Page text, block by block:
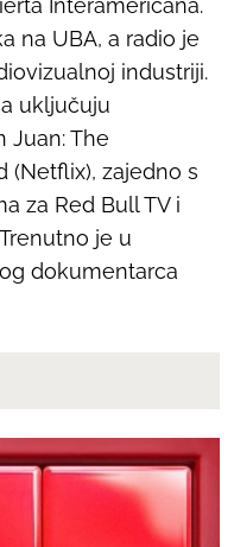
na UBA, a radio je
industriji.
uključuju
Juan: The
(Netflix), zajedno s
za Red Bull TV i
je u
dokumentarca